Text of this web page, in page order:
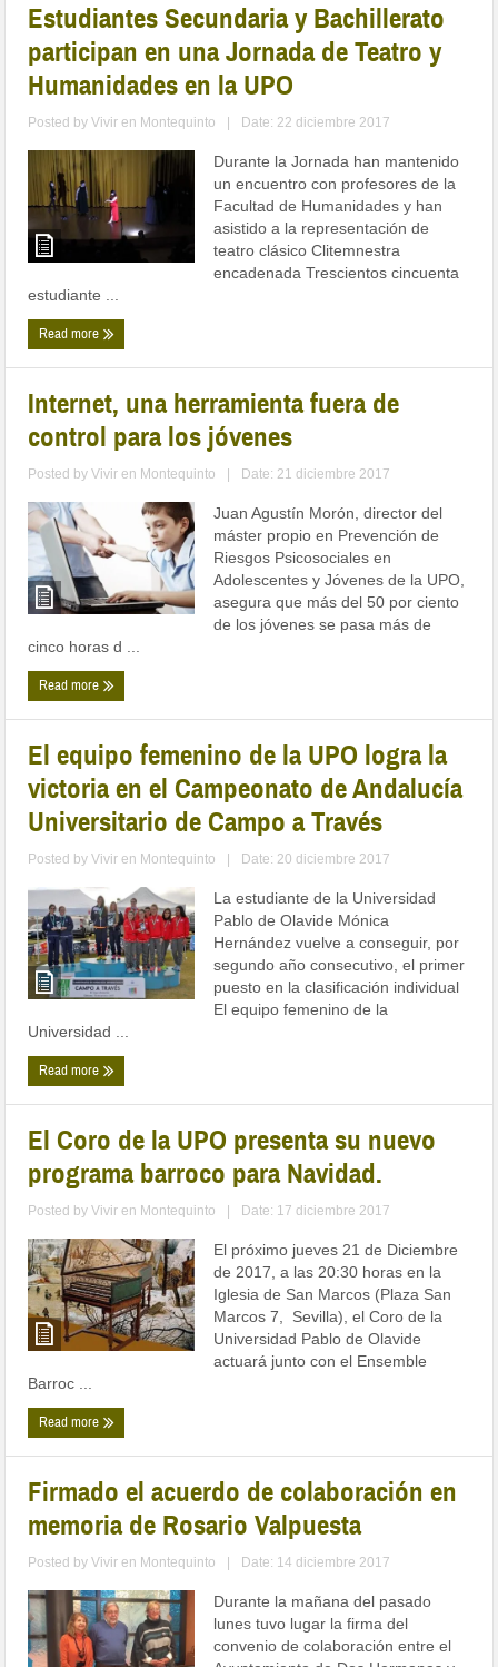
Estudiantes Secundaria y Bachillerato
participan en una Jornada de Teatro y
Humanidades en la UPO
Posted byVivir en Montequinto Date: 22 diciembre 2017
Durante la Jornada han mantenido
un encuentro con profesores de la
Facultad de Humanidades y han
asistido a la representación de
teatro clásico Clitemnestra
encadenada Trescientos cincuenta
estudiante ...
Read more
Internet, una herramienta fuera de
control para los jóvenes
Posted byVivir en Montequinto Date: 21 diciembre 2017
Juan Agustín Morón, director del
máster propio en Prevención de
Riesgos Psicosociales en
Adolescentes y Jóvenes de la UPO,
asegura que más del 50 por ciento
de los jóvenes se pasa más de
cinco horas d ...
Read more
El equipo femenino de la UPO logra la
victoria en el Campeonato de Andalucía
Universitario de Campo a Través
Posted byVivir en Montequinto Date: 20 diciembre 2017
La estudiante de la Universidad
Pablo de Olavide Mónica
Hernández vuelve a conseguir, por
segundo año consecutivo, el primer
puesto en la clasificación individual
El equipo femenino de la
Universidad ...
Read more
El Coro de la UPO presenta su nuevo
programa barroco para Navidad.
Posted byVivir en Montequinto Date: 17 diciembre 2017
El próximo jueves 21 de Diciembre
de 2017, a las 20:30 horas en la
Iglesia de San Marcos (Plaza San
Marcos 7, Sevilla), el Coro de la
Universidad Pablo de Olavide
actuará junto con el Ensemble
Barroc ...
Read more
Firmado el acuerdo de colaboración en
memoria de Rosario Valpuesta
Posted byVivir en Montequinto Date: 14 diciembre 2017
Durante la mañana del pasado
lunes tuvo lugar la firma del
convenio de colaboración entre el